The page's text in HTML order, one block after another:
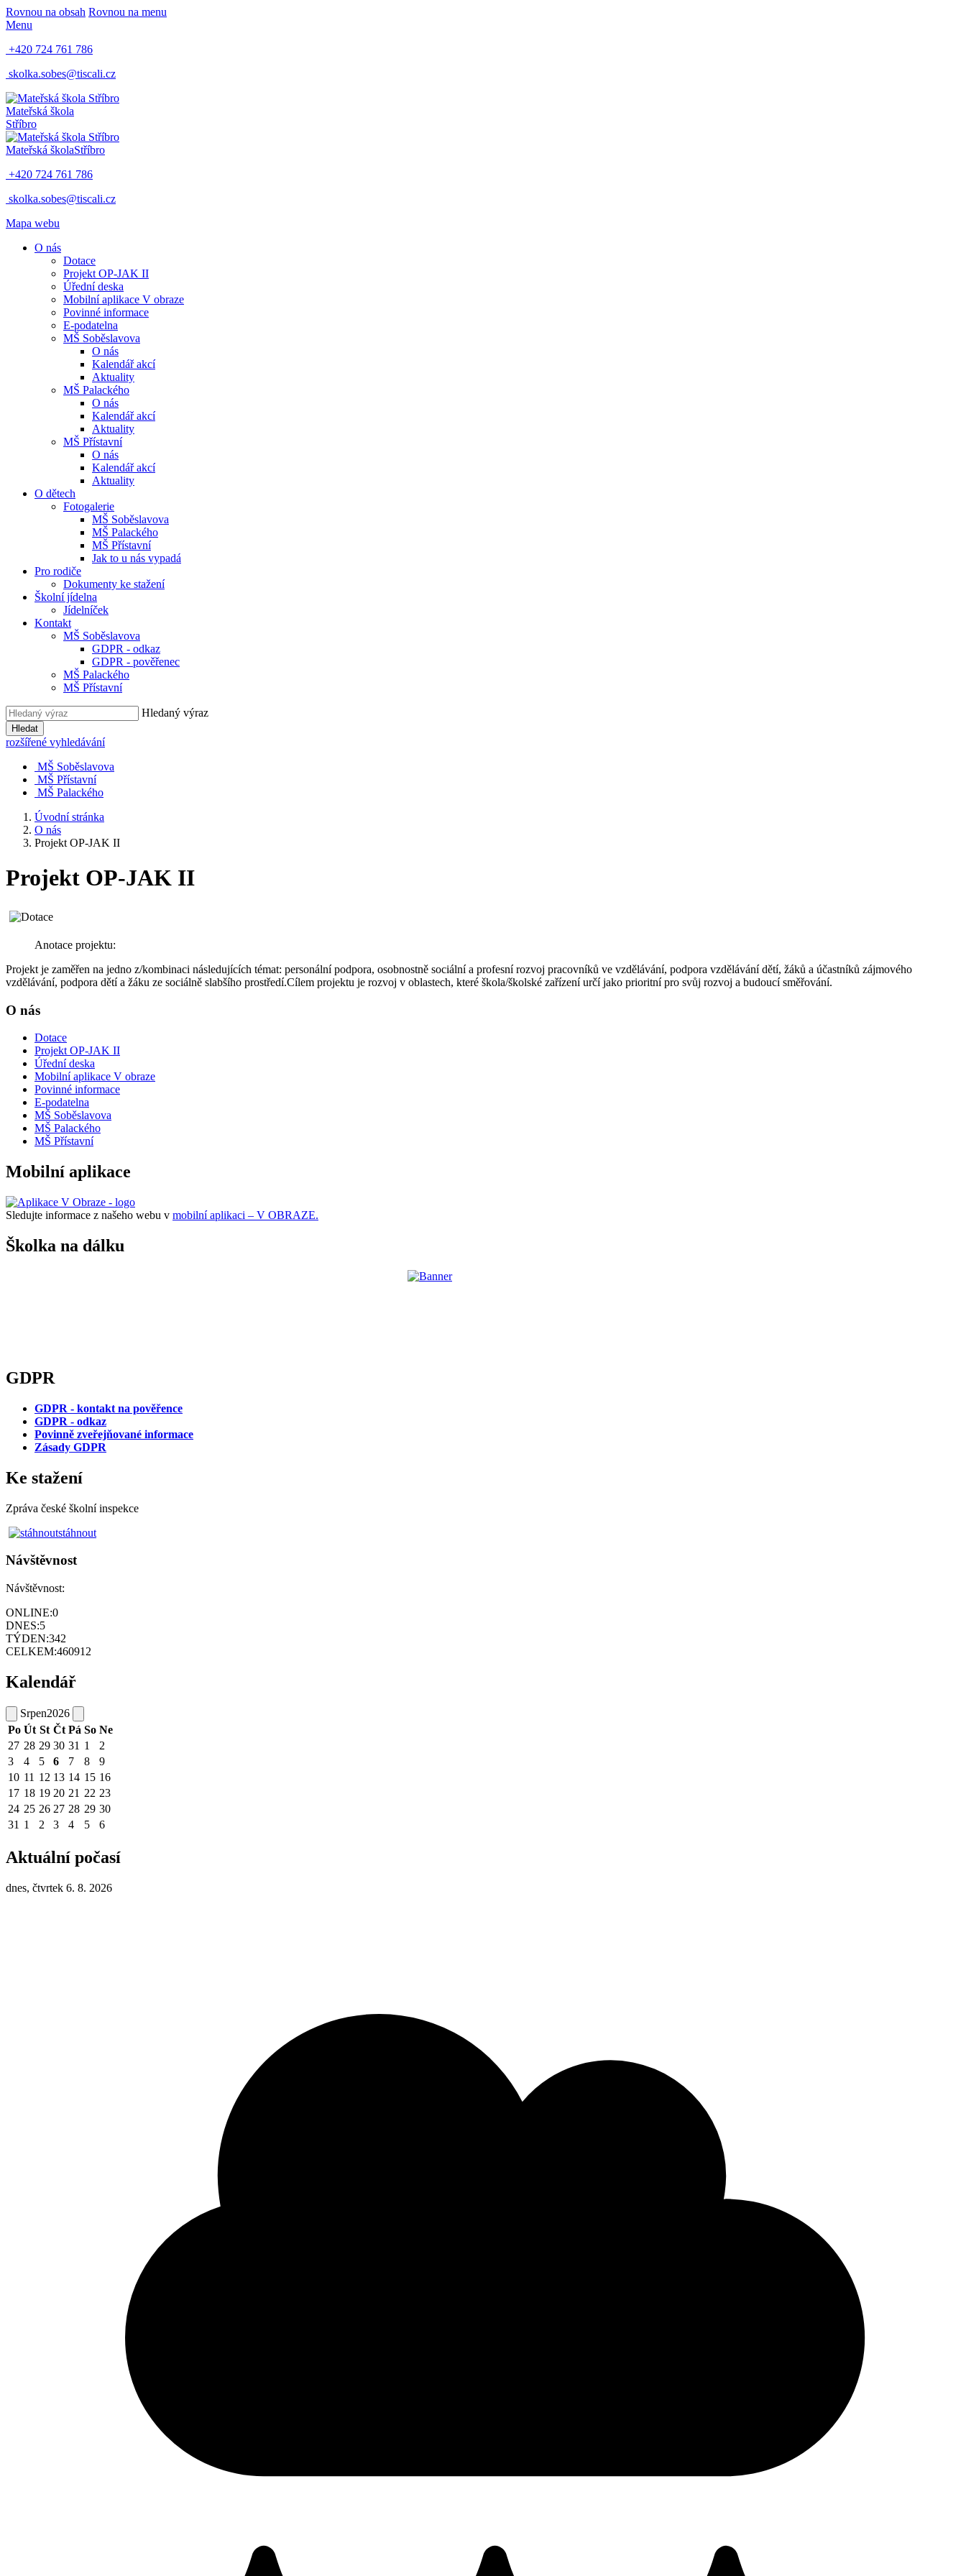
Rovnou na obsah Rovnou na menu
Menu
+420 724 761 786
skolka.sobes@tiscali.cz
Mateřská škola
Stříbro
Mateřská školaStříbro
+420 724 761 786
skolka.sobes@tiscali.cz
Mapa webu
O nás
Dotace
Projekt OP-JAK II
Úřední deska
Mobilní aplikace V obraze
Povinné informace
E-podatelna
MŠ Soběslavova
O nás
Kalendář akcí
Aktuality
MŠ Palackého
O nás
Kalendář akcí
Aktuality
MŠ Přístavní
O nás
Kalendář akcí
Aktuality
O dětech
Fotogalerie
MŠ Soběslavova
MŠ Palackého
MŠ Přístavní
Jak to u nás vypadá
Pro rodiče
Dokumenty ke stažení
Školní jídelna
Jídelníček
Kontakt
MŠ Soběslavova
GDPR - odkaz
GDPR - pověřenec
MŠ Palackého
MŠ Přístavní
Hledaný výraz
Hledat
rozšířené vyhledávání
MŠ Soběslavova
MŠ Přístavní
MŠ Palackého
Úvodní stránka
O nás
Projekt OP-JAK II
Projekt OP-JAK II
Anotace projektu:
Projekt je zaměřen na jedno z/kombinaci následujících témat: personální podpora, osobnostně sociální a profesní rozvoj pracovníků ve vzdělávání, podpora vzdělávání dětí, žáků a účastníků zájmového
vzdělávání, podpora dětí a žáku ze sociálně slabšího prostředí.Cílem projektu je rozvoj v oblastech, které škola/školské zařízení určí jako prioritní pro svůj rozvoj a budoucí směřování.
O nás
Dotace
Projekt OP-JAK II
Úřední deska
Mobilní aplikace V obraze
Povinné informace
E-podatelna
MŠ Soběslavova
MŠ Palackého
MŠ Přístavní
Mobilní aplikace
Sledujte informace z našeho webu v mobilní aplikaci – V OBRAZE.
Školka na dálku
GDPR
GDPR - kontakt na pověřence
GDPR - odkaz
Povinně zveřejňované informace
Zásady GDPR
Ke stažení
Zpráva české školní inspekce
stáhnout
Návštěvnost
Návštěvnost:
ONLINE:0
DNES:5
TÝDEN:342
CELKEM:460912
Kalendář
Srpen2026
Po Út St Čt Pá So Ne
27 28 29 30 31 1
2
3
4 5 6 7 8
9
10 11 12 13 14 15 16
17 18 19 20 21 22 23
24 25 26 27 28 29 30
31 1 2 3 4 5 6
Aktuální počasí
dnes, čtvrtek 6. 8. 2026